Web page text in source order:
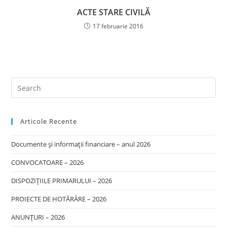
ACTE STARE CIVILĂ
17 februarie 2016
Articole Recente
Documente și informații financiare – anul 2026
CONVOCATOARE – 2026
DISPOZIȚIILE PRIMARULUI – 2026
PROIECTE DE HOTĂRÂRE – 2026
ANUNȚURI – 2026